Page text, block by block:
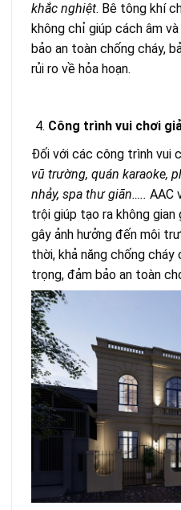
khắc nghiệt. Bê tông khí
không chỉ giúp cách âm
bảo an toàn chống cháy,
rủi ro về hỏa hoạn.
Công trình vui chơi
Đối với các công trình vui
vũ trường, quán karaoke,
nhảy, spa thư giãn….. AAC
trội giúp tạo ra không
gây ảnh hưởng đến môi
thời, khả năng chống
trọng, đảm bảo an toàn